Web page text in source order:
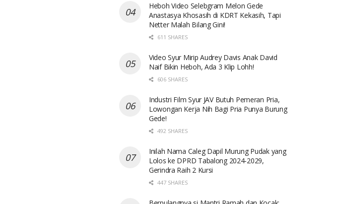
Heboh Video Selebgram Melon Gede
Anastasya Khosasih di KDRT Kekasih, Tapi
Netter Malah Bilang Gini!
611 SHARES
Video Syur Mirip Audrey Davis Anak David
Naif Bikin Heboh, Ada 3 Klip Lohh!
606 SHARES
Industri Film Syur JAV Butuh Pemeran Pria,
Lowongan Kerja Nih Bagi Pria Punya Burung
Gede!
492 SHARES
Inilah Nama Caleg Dapil Murung Pudak yang
Lolos ke DPRD Tabalong 2024-2029,
Gerindra Raih 2 Kursi
447 SHARES